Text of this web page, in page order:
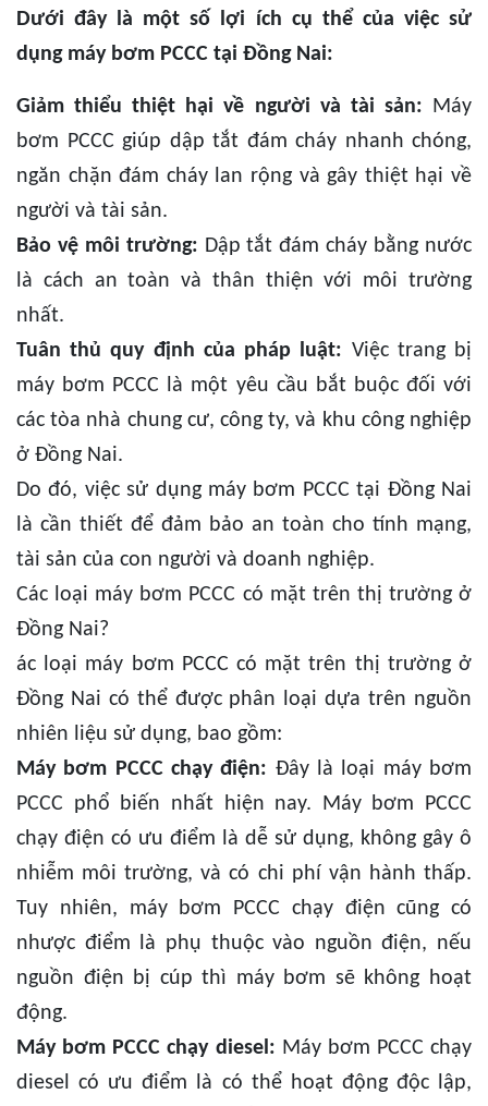
Dưới đây là một số lợi ích cụ thể của việc sử
dụng máy bơm PCCC tại Đồng Nai:
Giảm thiểu thiệt hại về người và tài sản: Máy
bơm PCCC giúp dập tắt đám cháy nhanh chóng,
ngăn chặn đám cháy lan rộng và gây thiệt hại về
người và tài sản.
Bảo vệ môi trường: Dập tắt đám cháy bằng nước
là cách an toàn và thân thiện với môi trường
nhất.
Tuân thủ quy định của pháp luật: Việc trang bị
máy bơm PCCC là một yêu cầu bắt buộc đối với
các tòa nhà chung cư, công ty, và khu công nghiệp
ở Đồng Nai.
Do đó, việc sử dụng máy bơm PCCC tại Đồng Nai
là cần thiết để đảm bảo an toàn cho tính mạng,
tài sản của con người và doanh nghiệp.
Các loại máy bơm PCCC có mặt trên thị trường ở
Đồng Nai?
ác loại máy bơm PCCC có mặt trên thị trường ở
Đồng Nai có thể được phân loại dựa trên nguồn
nhiên liệu sử dụng, bao gồm:
Máy bơm PCCC chạy điện: Đây là loại máy bơm
PCCC phổ biến nhất hiện nay. Máy bơm PCCC
chạy điện có ưu điểm là dễ sử dụng, không gây ô
nhiễm môi trường, và có chi phí vận hành thấp.
Tuy nhiên, máy bơm PCCC chạy điện cũng có
nhược điểm là phụ thuộc vào nguồn điện, nếu
nguồn điện bị cúp thì máy bơm sẽ không hoạt
động.
Máy bơm PCCC chạy diesel: Máy bơm PCCC chạy
diesel có ưu điểm là có thể hoạt động độc lập,